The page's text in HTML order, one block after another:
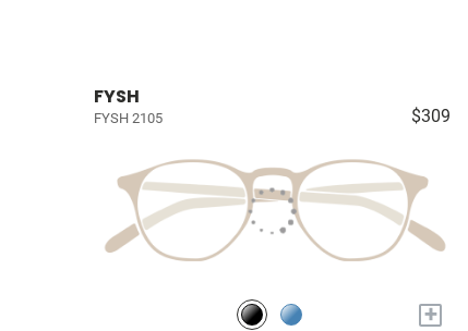
FYSH
FYSH 2105 $309
+